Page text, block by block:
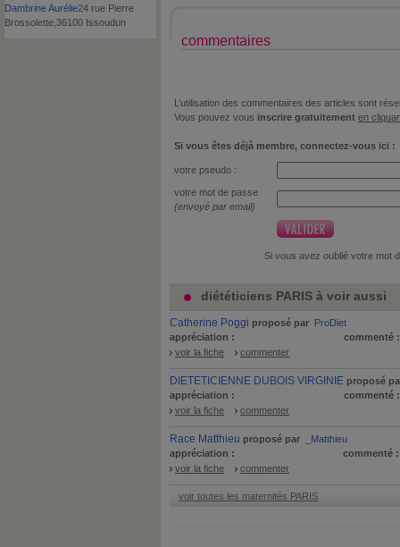
Dambrine Aurélie24 rue Pierre
Brossolette,36100 Issoudun
commentaires
L’utilisation des commentaires des articles sont
Vous pouvez vous inscrire gratuitement en
Si vous êtes déjà membre, connectez-vous ici :
votre pseudo :
votre mot de passe
(envoyé par email)
Si vous avez oublié votre mot
diététiciens PARIS à voir aussi
Catherine Poggi proposé par ProDiet
appréciation :
commenté
voir la fiche
commenter
DIETETICIENNE DUBOIS VIRGINIE proposé
appréciation :
commenté
voir la fiche
commenter
Race Matthieu proposé par
_Matthieu
appréciation :
commenté
voir la fiche
commenter
voir toutes les maternités PARIS